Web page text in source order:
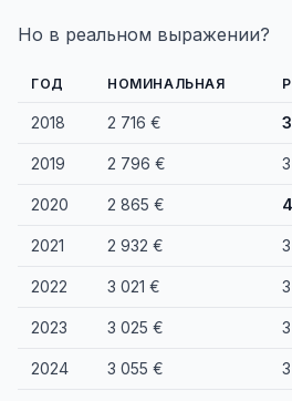
Но в реальном выражении?
ГОД НОМИНАЛЬНАЯ
2018 2 716 €
2019 2 796 €
2020 2 865 €
2021 2 932 €
2022 3 021 €
2023 3 025 €
2024 3 055 €